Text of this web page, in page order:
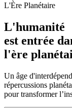
L'Ère Planétaire
L'humanité
est entrée
l'ère
Un âge d'
répercussions
pour transformer